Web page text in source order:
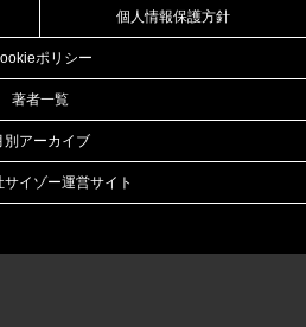
個人情報保護方針
ポリシー
著者一覧
別アーカイブ
サイゾー運営サイト